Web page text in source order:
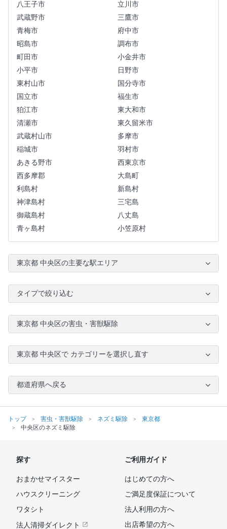
八王子市
立川市
武蔵野市
三鷹市
青梅市
府中市
昭島市
調布市
町田市
小金井市
小平市
日野市
東村山市
国分寺市
国立市
福生市
狛江市
東大和市
清瀬市
東久留米市
武蔵村山市
多摩市
稲城市
羽村市
あきる野市
西東京市
西多摩郡
大島町
利島村
新島村
神津島村
三宅島
御蔵島村
八丈島
青ヶ島村
小笠原村
東京都 中央区の主要な駅エリア
タイプで絞り込む
東京都 中央区の害虫・害獣駆除
東京都 中央区で カテゴリーを選択し直す
都道府県へ戻る
トップ 害虫・害獣駆除 ネズミ駆除
東京都
中央区のネズミ駆除
探す
おまかせマイスター
ハウスクリーニング
ワタシト
法人清掃ダイレクト
ご利用ガイド
はじめての方へ
ご満足度保証について
法人利用の方へ
出店希望の方へ